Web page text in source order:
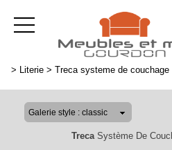
> Literie > Treca systeme de couchage
TrecaSystème De